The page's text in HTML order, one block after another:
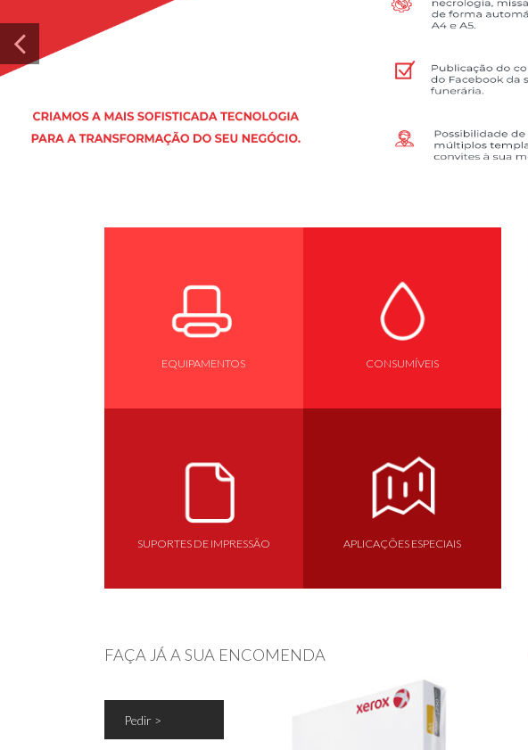
EQUIPAMENTOS CONSUMÍVEIS
SUPORTES DE IMPRESSÃO APLICAÇÕES ESPECIAIS
FAÇA JÁ A SUA ENCOMENDA
Pedir >